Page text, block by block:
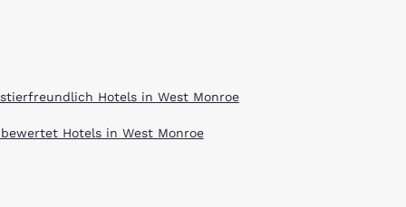
Hotels in West Monroe
bewertet Hotels in West Monroe